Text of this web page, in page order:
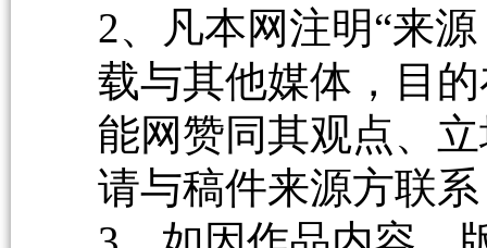
2、凡本网注明“来
载与其他媒体，目
能网赞同其观点、
请与稿件来源方联